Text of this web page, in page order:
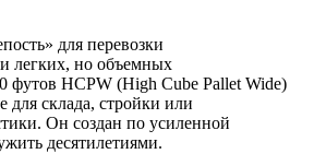
для перевозки
легких, но объемных
футов HCPW (High Cube Pallet Wide)
склада, стройки или
Он создан по усиленной
десятилетиями.